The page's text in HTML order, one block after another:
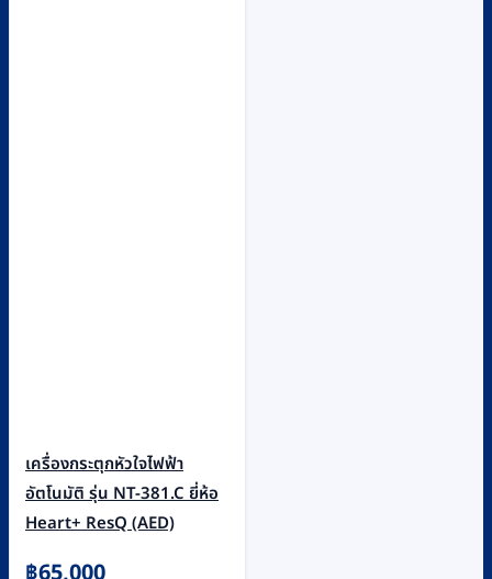
เครื่องกระตุกหัวใจไฟฟ้า
อัตโนมัติ รุ่น NT-381.C ยี่ห้อ
Heart+ ResQ (AED)